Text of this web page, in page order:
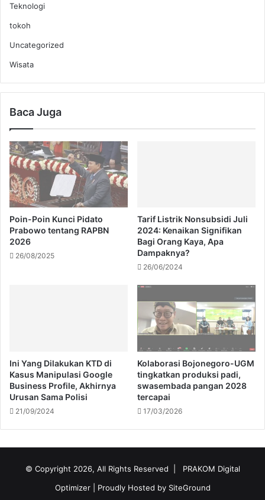
Teknologi
tokoh
Uncategorized
Wisata
Baca Juga
Poin-Poin Kunci Pidato
Prabowo tentang RAPBN
2026
26/08/2025
Tarif Listrik Nonsubsidi Juli
2024: Kenaikan Signifikan
Bagi Orang Kaya, Apa
Dampaknya?
26/06/2024
Ini Yang Dilakukan KTD di
Kasus Manipulasi Google
Business Profile, Akhirnya
Urusan Sama Polisi
21/09/2024
Kolaborasi Bojonegoro-UGM
tingkatkan produksi padi,
swasembada pangan 2028
tercapai
17/03/2026
© Copyright 2026, All Rights Reserved |
PRAKOM Digital
Optimizer
| Proudly Hosted by SiteGround